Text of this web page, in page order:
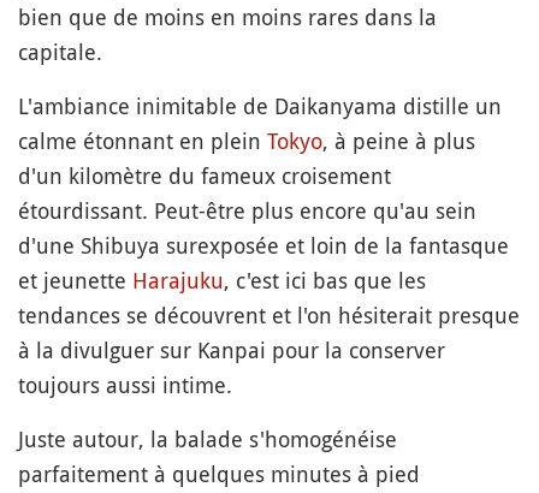
bien que de moins en moins rares dans la
capitale.
L'ambiance inimitable de Daikanyama distille un
calme étonnant en plein Tokyo, à peine à plus
d'un kilomètre du fameux croisement
étourdissant. Peut-être plus encore qu'au sein
d'une Shibuya surexposée et loin de la fantasque
et jeunette Harajuku, c'est ici bas que les
tendances se découvrent et l'on hésiterait presque
à la divulguer sur Kanpai pour la conserver
toujours aussi intime.
Juste autour, la balade s'homogénéise
parfaitement à quelques minutes à pied